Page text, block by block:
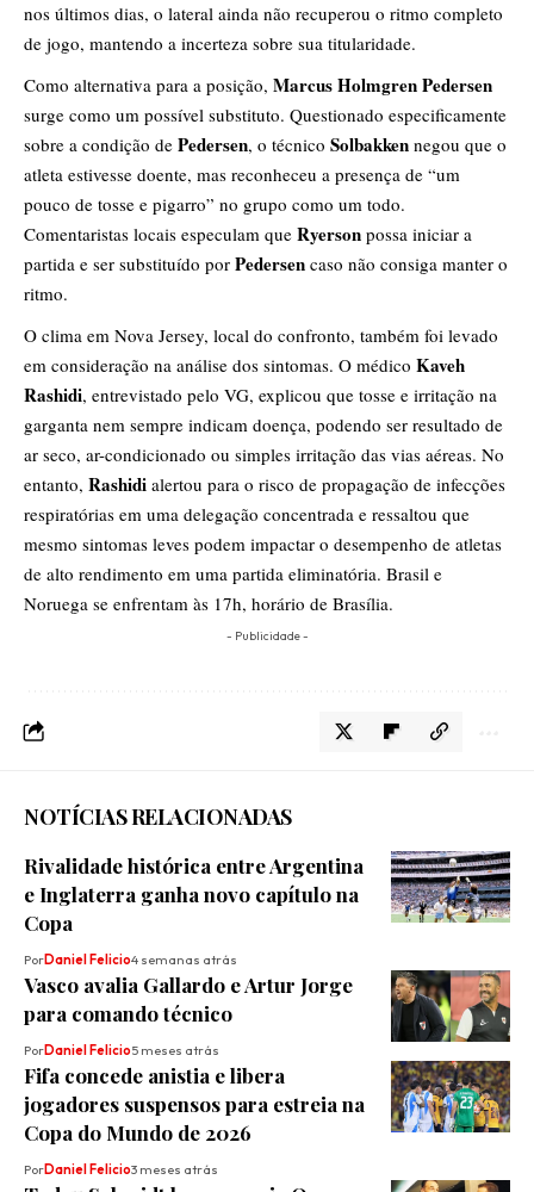
nos últimos dias, o lateral ainda não recuperou o ritmo completo
de jogo, mantendo a incerteza sobre sua titularidade.
Como alternativa para a posição, Marcus Holmgren Pedersen
surge como um possível substituto. Questionado especificamente
sobre a condição de Pedersen, o técnico Solbakken negou que o
atleta estivesse doente, mas reconheceu a presença de “um
pouco de tosse e pigarro” no grupo como um todo.
Comentaristas locais especulam que Ryerson possa iniciar a
partida e ser substituído por Pedersen caso não consiga manter o
ritmo.
O clima em Nova Jersey, local do confronto, também foi levado
em consideração na análise dos sintomas. O médico Kaveh
Rashidi, entrevistado pelo VG, explicou que tosse e irritação na
garganta nem sempre indicam doença, podendo ser resultado de
ar seco, ar-condicionado ou simples irritação das vias aéreas. No
entanto, Rashidi alertou para o risco de propagação de infecções
respiratórias em uma delegação concentrada e ressaltou que
mesmo sintomas leves podem impactar o desempenho de atletas
de alto rendimento em uma partida eliminatória. Brasil e
Noruega se enfrentam às 17h, horário de Brasília.
- Publicidade -
NOTÍCIAS RELACIONADAS
Rivalidade histórica entre Argentina
e Inglaterra ganha novo capítulo na
Copa
PorDaniel Felicio4 semanas atrás
Vasco avalia Gallardo e Artur Jorge
para comando técnico
PorDaniel Felicio5 meses atrás
Fifa concede anistia e libera
jogadores suspensos para estreia na
Copa do Mundo de 2026
PorDaniel Felicio3 meses atrás